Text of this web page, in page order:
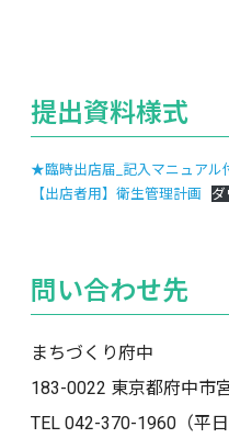
提出資料様式
★臨時出店届_記入マニュアル
【出店者用】衛生管理計画
ダ
問い合わせ先
まちづくり府中
183-0022 東京都府中市
TEL 042-370-1960（平日